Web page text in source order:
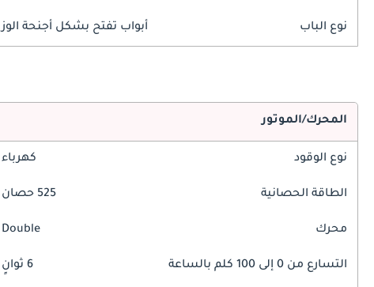
نوع الباب أبواب تفتح بشكل أجنحة الوز
المحرك/الموتور
نوع الوقود كهرباء
الطاقة الحصانية 525 حصان
محرك Double
التسارع من 0 إلى 100 كلم بالساعة 6 ثوانٍ